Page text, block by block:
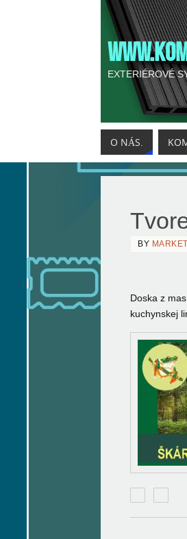
EXTERIÉROVÉ
O NÁS.
BY
Doska z
kuchynskej